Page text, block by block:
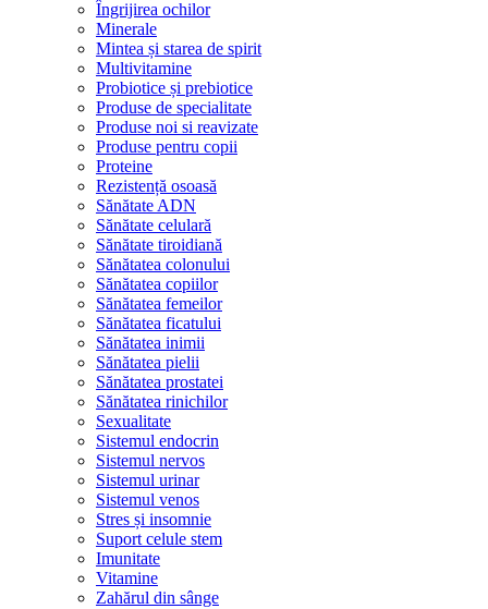
Îngrijirea ochilor
Minerale
Mintea și starea de spirit
Multivitamine
Probiotice și prebiotice
Produse de specialitate
Produse noi si reavizate
Produse pentru copii
Proteine
Rezistență osoasă
Sănătate ADN
Sănătate celulară
Sănătate tiroidiană
Sănătatea colonului
Sănătatea copiilor
Sănătatea femeilor
Sănătatea ficatului
Sănătatea inimii
Sănătatea pielii
Sănătatea prostatei
Sănătatea rinichilor
Sexualitate
Sistemul endocrin
Sistemul nervos
Sistemul urinar
Sistemul venos
Stres și insomnie
Suport celule stem
Imunitate
Vitamine
Zahărul din sânge